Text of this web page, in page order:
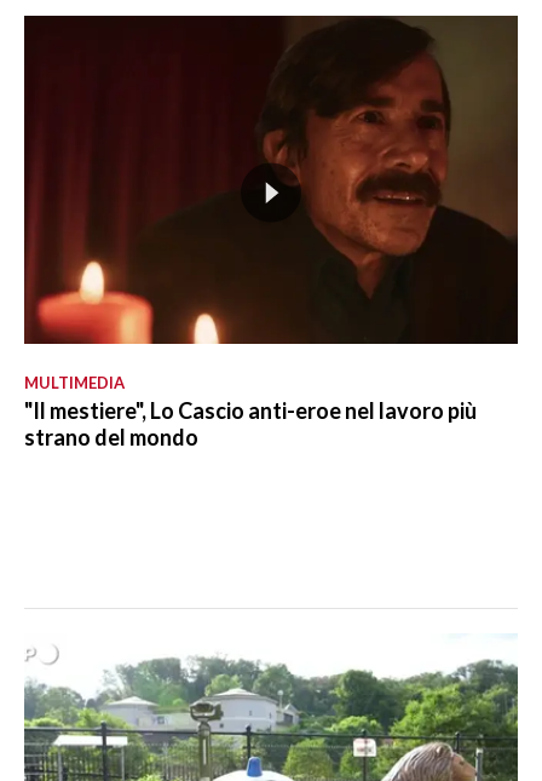
MULTIMEDIA
"Il mestiere", Lo Cascio anti-eroe nel lavoro più
strano del mondo